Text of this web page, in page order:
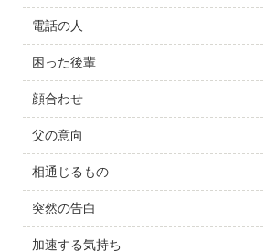
電話の人
困った後輩
顔合わせ
父の意向
相通じるもの
突然の告白
加速する気持ち